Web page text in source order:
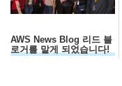
AWS News Blog 리드 블
로거를 맡게 되었습니다!